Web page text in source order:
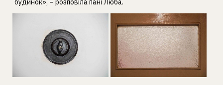
будинок», – розповіла пані Люба.